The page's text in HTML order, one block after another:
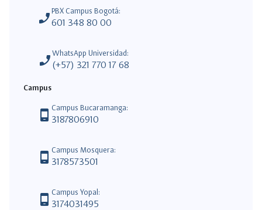
phone_enabled PBX Campus Bogotá:
601 348 80 00
phone_enabled WhatsApp Universidad:
(+57) 321 770 17 68
Campus
phone_android Campus Bucaramanga:
3187806910
phone_android Campus Mosquera:
3178573501
phone_android Campus Yopal:
3174031495